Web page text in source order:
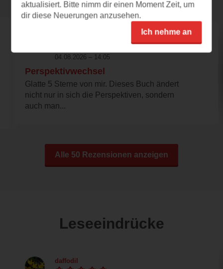
04.08.2026 – 14:05
Perspektivwechsel
Glatte 5 Sterne von mir. Dieses Buch ändert
nicht nur in sich die Perspektiven, sondern
auch man...
Alle 50 Rezensionen anzeigen
Leseeindrücke
daffodil
aktualisiert. Bitte nimm dir einen Moment Zeit, um
dir diese Neuerungen anzusehen.
Ich nehme an